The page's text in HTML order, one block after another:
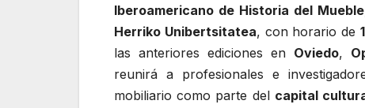
Iberoamericano de Historia del Mueble
Herriko Unibertsitatea, con horario de
las anteriores ediciones en Oviedo,
reunirá a profesionales e
mobiliario como parte del capital